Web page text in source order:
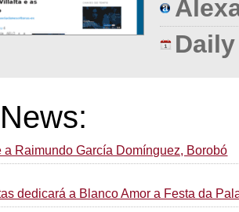
a Raimundo García Domínguez, Borobó
dedicará a Blanco Amor a Festa da